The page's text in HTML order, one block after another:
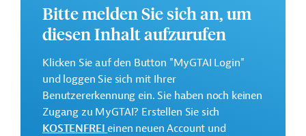
Weitere Informationen über die Einzelmaßnahme
finden Sie in den Originaldokumenten, die zum
Download bereitstehen.
Bei Fragen wenden Sie sich bitte an das Brüsseler Büro
von Germany Trade & Invest unter projekte@gtai.de.
Geberbeitrag:
201,66 Millionen Euro
Bitte melden Sie sich an, um
diesen Inhalt aufzurufen
Klicken Sie auf den Button "MyGTAI Login"
und loggen Sie sich mit Ihrer
Benutzererkennung ein. Sie haben noch keinen
Zugang zu MyGTAI? Erstellen Sie sich
KOSTENFREIeinen neuen Account und